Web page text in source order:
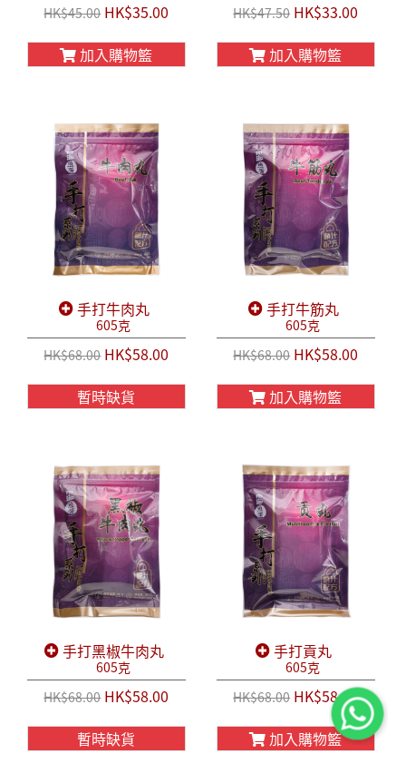
HK$45.00HK$35.00
加入購物籃
HK$47.50HK$33.00
加入購物籃
手打牛肉丸
605克
HK$68.00HK$58.00
暫時缺貨
手打牛筋丸
605克
HK$68.00HK$58.00
加入購物籃
手打黑椒牛肉丸
605克
HK$68.00HK$58.00
暫時缺貨
手打貢丸
605克
HK$68.00HK$58.00
加入購物籃